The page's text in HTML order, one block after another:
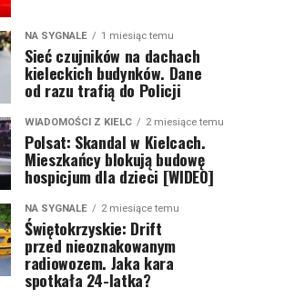
NA SYGNALE 1 miesiąc temu
Sieć czujników na dachach
kieleckich budynków. Dane
od razu trafią do Policji
WIADOMOŚCI Z KIELC 2 miesiące temu
Polsat: Skandal w Kielcach.
Mieszkańcy blokują budowę
hospicjum dla dzieci [WIDEO]
NA SYGNALE 2 miesiące temu
Świętokrzyskie: Drift
przed nieoznakowanym
radiowozem. Jaka kara
spotkała 24-latka?